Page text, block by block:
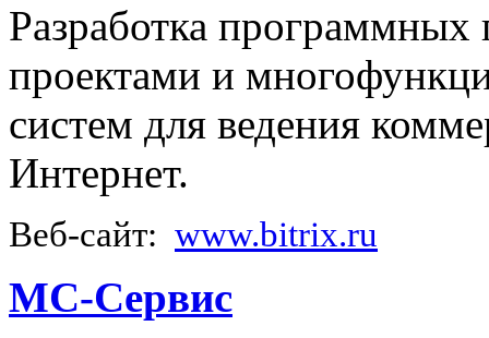
Разработка программных
проектами и
систем для ведения
Интернет.
Веб-сайт: www.bitrix.ru
МС-Сервис